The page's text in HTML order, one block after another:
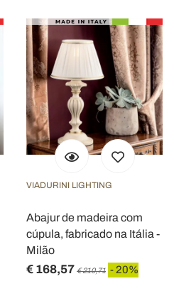
VIADURINI LIGHTING
Abajur de madeira com
cúpula, fabricado na Itália -
Milão
€ 168,57 € 210,71 - 20%